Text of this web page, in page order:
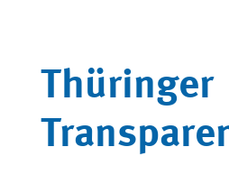
Thüringer